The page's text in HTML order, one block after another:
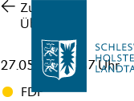
Zur
Übersicht
27.05.26 , 15:37 Uhr
FDP